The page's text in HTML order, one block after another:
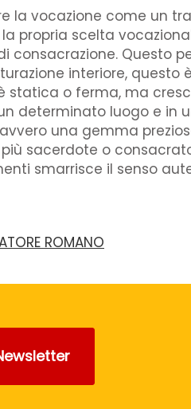
la vocazione come un
propria scelta
Questo
interiore, questo
statica o ferma, ma
determinato luogo e in
una gemma
sacerdote o
smarrisce il senso
ROMANO